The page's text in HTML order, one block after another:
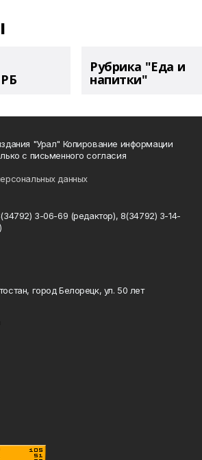
Рубрика "Еда и
напитки"
"Урал" Копирование информации
с письменного согласия
данных
3-06-69 (редактор), 8(34792) 3-14-
город Белорецк, ул. 50 лет